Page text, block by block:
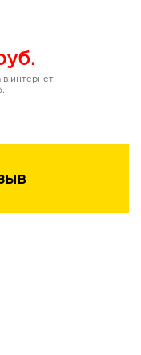
в интернет